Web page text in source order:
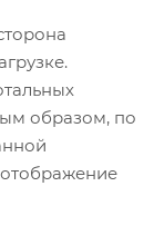
образом, по